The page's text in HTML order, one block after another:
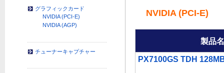
NVIDIA (PCI-E)
製品名
PX7100GS TDH
グラフィックカード
NVIDIA (PCI-E)
NVIDIA (AGP)
チューナーキャプチャー